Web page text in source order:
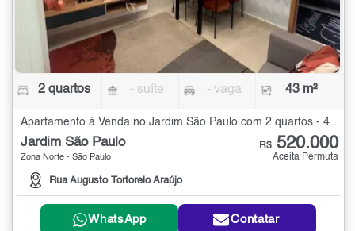
2 quartos - suíte - vaga 43 m²
Jardim São Paulo
Zona Norte - São Paulo
Rua Augusto Tortorelo Araújo
R$ 520.000
Aceita Permuta
WhatsApp Contatar